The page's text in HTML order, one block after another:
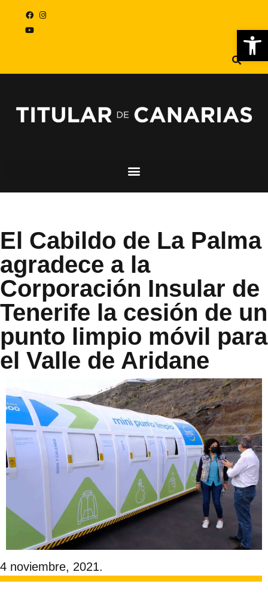
El Cabildo de La Palma
agradece a la
Corporación Insular de
Tenerife la cesión de un
punto limpio móvil para
el Valle de Aridane
4 noviembre, 2021.